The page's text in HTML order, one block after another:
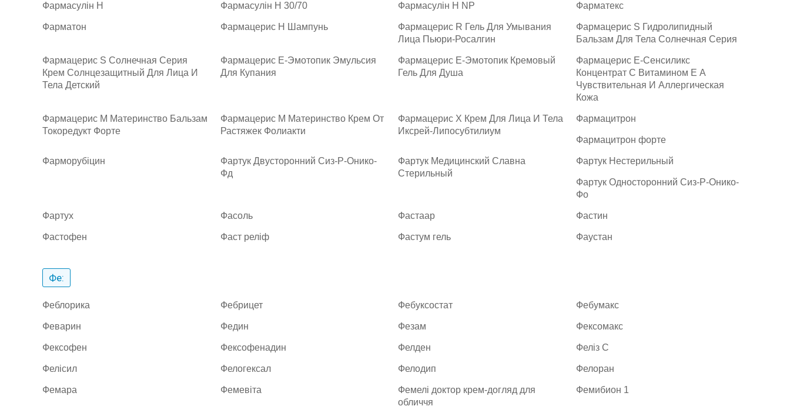
Фармасулін H Фармасулін H 30/70 Фармасулін H NP Фарматекс
Фарматон Фармацерис H Шампунь
Фармацерис R Гель Для Умывания
Лица Пьюри-Росалгин
Фармацерис S Гидролипидный
Бальзам Для Тела Солнечная Серия
Фармацерис S Солнечная Серия
Крем Солнцезащитный Для Лица И
Тела Детский
Фармацерис Е-Эмотопик Эмульсия
Для Купания
Фармацерис Е-Эмотопик Кремовый
Гель Для Душа
Фармацерис Е-Сенсиликс
Концентрат С Витамином E А
Чувствительная И Аллергическая
Кожа
Фармацерис М Материнство Бальзам
Токоредукт Форте
Фармацерис М Материнство Крем От
Растяжек Фолиакти
Фармацерис Х Крем Для Лица И Тела
Иксрей-Липосубтилиум
Фармацитрон
Фармацитрон форте
Фарморубіцин
Фартук Двусторонний Сиз-Р-Онико-
Фд
Фартук Медицинский Славна
Стерильный
Фартук Нестерильный
Фартук Односторонний Сиз-Р-Онико-
Фо
Фартух Фасоль Фастаар Фастин
Фастофен Фаст реліф Фастум гель Фаустан
Фе:
Феблорика Фебрицет Фебуксостат Фебумакс
Феварин Федин Фезам Фексомакс
Фексофен Фексофенадин Фелден Феліз С
Фелісил Фелогексал Фелодип Фелоран
Фемара Фемевіта
Фемелі доктор крем-догляд для
обличчя
Фемибион 1